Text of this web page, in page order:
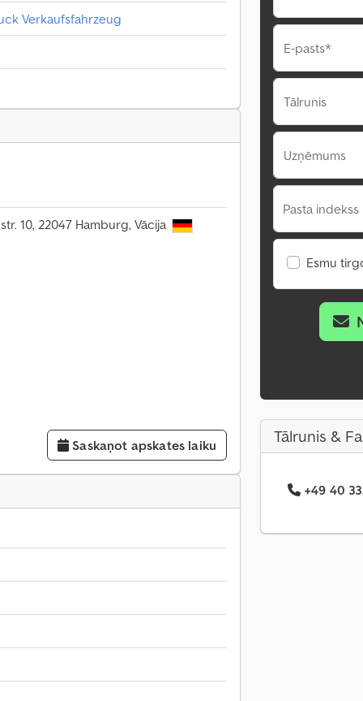
Verkaufsfahrzeug
10, 22047 Hamburg, Vācija
Saskaņot apskates laiku
E-pasts*
Tālrunis
Uzņēmums
Pasta
Esmu
Tālrunis &
+49 40